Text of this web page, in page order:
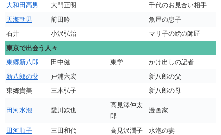
大和田高男
大門正明
千代のお見合い相手
天海朝男
前田吟
魚屋の息子
石井
小沢弘治
マリ子の絵の師匠
東京で出会う人々
東郷新八郎
田中健 東学
かけ出しの記者
新八郎の父
戸浦六宏
新八郎の父
東郷貴美
三木弘子 新八郎の母
田河水泡 愛川欽也
高見澤仲太
郎
漫画家
田河順子 三田和代 高見沢潤子
水泡の妻